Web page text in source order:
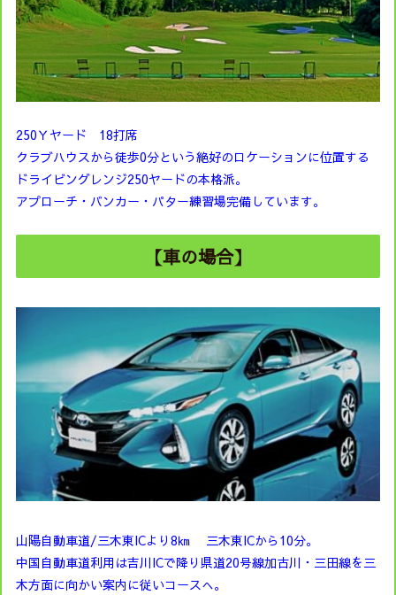
250Ｙヤード 18打席
クラブハウスから徒歩0分という絶好のロケーションに位置する
ドライビングレンジ250ヤードの本格派。
アプローチ・バンカー・パター練習場完備しています。
【車の場合】
山陽自動車道/三木東ICより8㎞ 三木東ICから10分。
中国自動車道利用は吉川ICで降り県道20号線加古川・三田線を三
木方面に向かい案内に従いコースへ。